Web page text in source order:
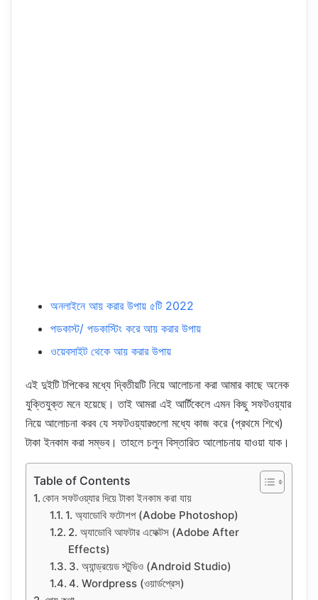
অনলাইনে আয় করার উপায় ৫টি 2022
পডকাস্ট/ পডকাস্টিং করে আয় করার উপায়
ওয়েবসাইট থেকে আয় করার উপায়
এই দুইটি টপিকের মধ্যে দ্বিতীয়টি নিয়ে আলোচনা করা আমার কাছে অনেক
যুক্তিযুক্ত মনে হয়েছে। তাই আমরা এই আর্টিকেলে এমন কিছু সফটওয়্যার
নিয়ে আলোচনা করব যে সফটওয়্যারগুলো মধ্যে কাজ করে (প্রথমে শিখে)
টাকা ইনকাম করা সম্ভব। তাহলে চলুন বিস্তারিত আলোচনায় যাওয়া যাক।
Table of Contents
কোন সফটওয়্যার দিয়ে টাকা ইনকাম করা যায়
1. অ্যাডোবি ফটোশপ (Adobe Photoshop)
2. অ্যাডোবি আফটার এফেক্টস (Adobe After
Effects)
3. অ্যান্ড্রয়েড স্টুডিও (Android Studio)
4. Wordpress (ওয়ার্ডপ্রেস)